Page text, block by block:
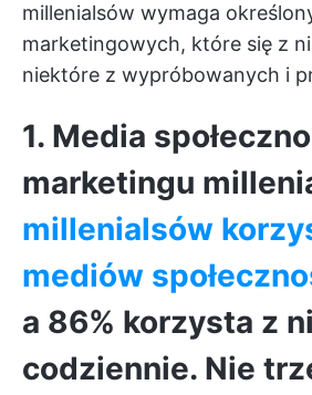
millenialsów wymaga
marketingowych, które się z
niektóre z wypróbowanych i
1. Media
marketingu
millenialsów
mediów
a 86% korzysta z
codziennie. Nie